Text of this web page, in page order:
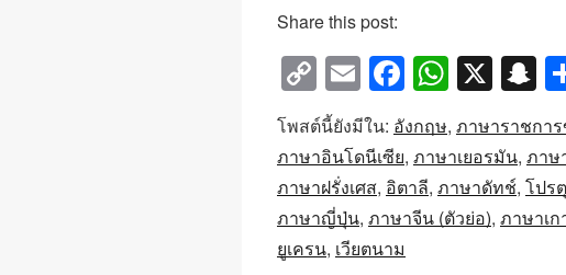
Share this post:
C
o
p
y
Li
n
E
m
ail
F
a
c
e
b
o
W
h
at
s
A
X S
n
a
p
c
โพสต์นี้ยังมีใน: อังกฤษ ภาษาราชกา
ภาษาอินโดนีเซีย ภาษาเยอรมัน ภาษ
ภาษาฝรั่งเศส อิตาลี ภาษาดัทช์ โปร
ภาษาญี่ปุ่น ภาษาจีน (ตัวย่อ) ภาษาเ
ยูเครน เวียตนาม